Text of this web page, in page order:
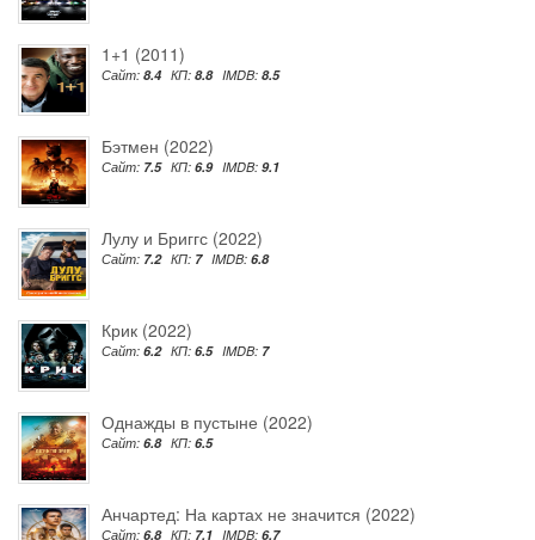
1+1 (2011)
Сайт: 8.4 КП: 8.8 IMDB: 8.5
Бэтмен (2022)
Сайт: 7.5 КП: 6.9 IMDB: 9.1
Лулу и Бриггс (2022)
Сайт: 7.2 КП: 7 IMDB: 6.8
Крик (2022)
Сайт: 6.2 КП: 6.5 IMDB: 7
Однажды в пустыне (2022)
Сайт: 6.8 КП: 6.5
Анчартед: На картах не значится (2022)
Сайт: 6.8 КП: 7.1 IMDB: 6.7